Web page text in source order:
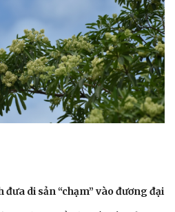
Đời sống
Nhà đẹp
di sản “chạm” vào đương đại